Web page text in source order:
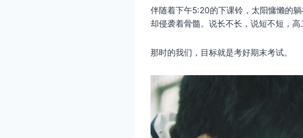
伴随着下午5:20的下课铃，太阳慵懒的
却侵袭着骨髓。说长不长，说短不短，
那时的我们，目标就是考好期末考试。